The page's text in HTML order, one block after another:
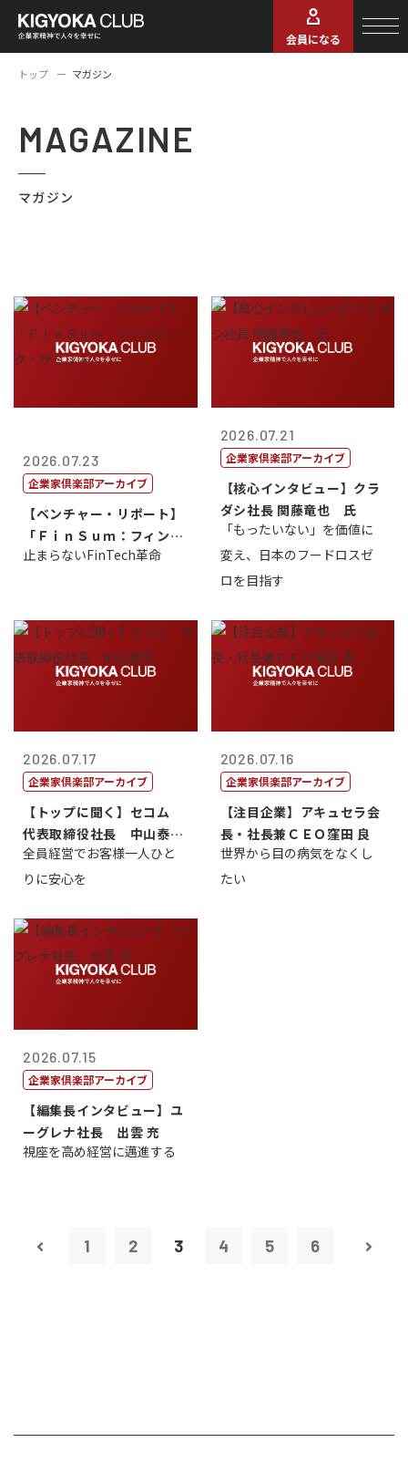
会員になる
トップ マガジン
MAGAZINE
マガジン
2026.07.23
企業家倶楽部アーカイブ
【ベンチャー・リポート】
「ＦｉｎＳｕｍ：フィンテ
ック・サミッ...
止まらないFinTech革命
2026.07.21
企業家倶楽部アーカイブ
【核心インタビュー】クラ
ダシ社長 関藤竜也 氏
「もったいない」を価値に
変え、日本のフードロスゼ
ロを目指す
2026.07.17
企業家倶楽部アーカイブ
【トップに聞く】セコム
代表取締役社長 中山泰
男
全員経営でお客様一人ひと
りに安心を
2026.07.16
企業家倶楽部アーカイブ
【注目企業】アキュセラ会
長・社長兼ＣＥＯ窪田 良
世界から目の病気をなくし
たい
2026.07.15
企業家倶楽部アーカイブ
【編集長インタビュー】ユ
ーグレナ社長 出雲 充
視座を高め経営に邁進する
1 2 3 4 5 6